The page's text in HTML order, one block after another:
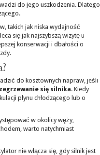
do jego uszkodzenia. Dlatego
takich jak niska wydajność
się jak najszybszą wizytę u
konserwacji i dbałości o
do kosztownych napraw, jeśli
się silnika. Kiedy
płynu chłodzącego lub o
w okolicy węży,
warto natychmiast
nie włącza się, gdy silnik jest